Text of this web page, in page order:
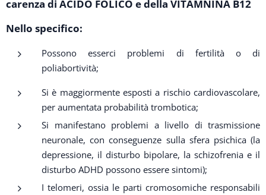
carenza di ACIDO FOLICO e della VITAMNINA B12
Nello specifico:
Possono esserci problemi di fertilità o di
poliabortività;
Si è maggiormente esposti a rischio cardiovascolare,
per aumentata probabilità trombotica;
Si manifestano problemi a livello di trasmissione
neuronale, con conseguenze sulla sfera psichica (la
depressione, il disturbo bipolare, la schizofrenia e il
disturbo ADHD possono essere sintomi);
I telomeri, ossia le parti cromosomiche responsabili